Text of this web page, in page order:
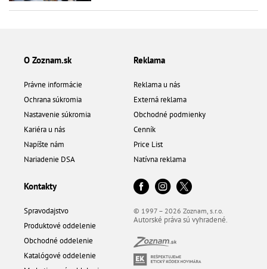
O Zoznam.sk
Právne informácie
Ochrana súkromia
Nastavenie súkromia
Kariéra u nás
Napíšte nám
Nariadenie DSA
Reklama
Reklama u nás
Externá reklama
Obchodné podmienky
Cenník
Price List
Natívna reklama
Kontakty
Spravodajstvo
Produktové oddelenie
Obchodné oddelenie
Katalógové oddelenie
© 1997 – 2026 Zoznam, s.r.o.
Autorské práva sú vyhradené.